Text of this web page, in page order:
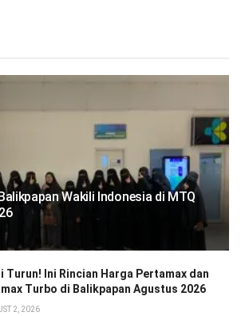
Wakili Indonesia di MTQ
Turun! Ini Rincian Harga Pertamax dan
Turbo di Balikpapan Agustus 2026
2, 2026